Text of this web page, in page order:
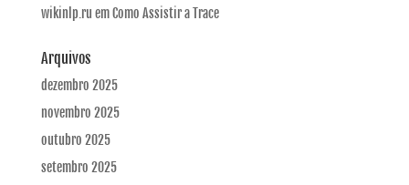
wikinlp.ru emComo Assistir a Trace
Arquivos
dezembro 2025
novembro 2025
outubro 2025
setembro 2025